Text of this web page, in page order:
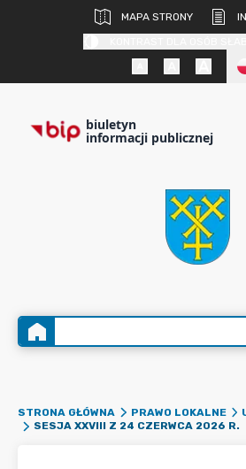
MAPA STRONY
biuletyn
informacji publicznej
STRONA GŁÓWNA PRAWO LOKALNE
SESJA XXVIII Z 24 CZERWCA 2026 R.